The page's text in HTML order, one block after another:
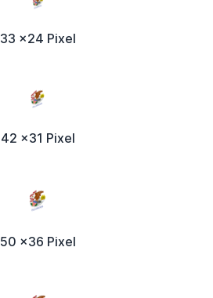
33 x24 Pixel
42 x31 Pixel
50 x36 Pixel